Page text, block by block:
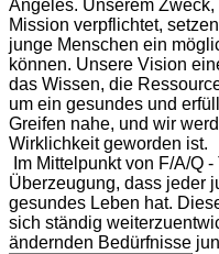
Angeles. Unserem
Mission verpflichtet,
junge Menschen ein
können. Unsere Vision
das Wissen, die
um ein gesundes und
Greifen nahe, und wir
Wirklichkeit geworden ist.
Im Mittelpunkt von F/A/Q
Überzeugung, dass jeder
gesundes Leben hat.
sich ständig
ändernden Bedürfnisse